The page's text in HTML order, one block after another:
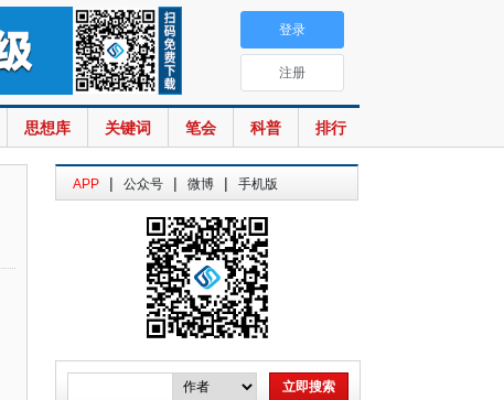
思想库 关键词 笔会 科普 排行
登录
注册
APP | 公众号 | 微博 | 手机版